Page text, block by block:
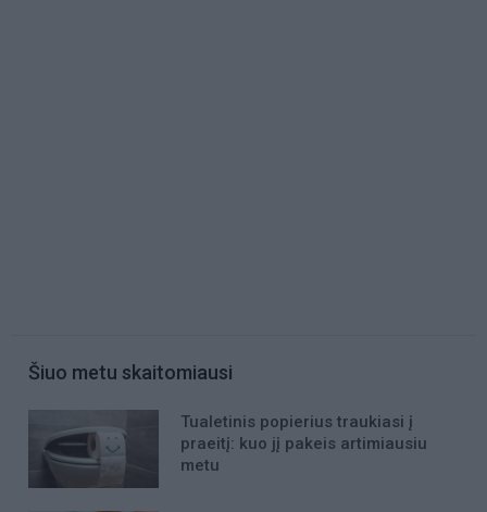
Šiuo metu skaitomiausi
Tualetinis popierius traukiasi į
praeitį: kuo jį pakeis artimiausiu
metu